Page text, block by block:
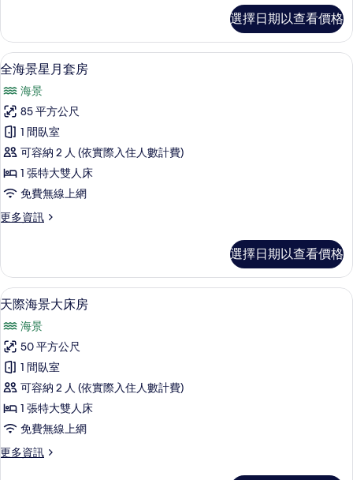
所
有
相
片
景
天
際
房
的
詳
情
選擇日期以查看價格
顯
示
全
海
景
星
月
套
房
所
有
相
片
全海景星月套房 | 迷你吧、客房內保
6
全海景星月套房
海景
85 平方公尺
1 間臥室
可容納 2 人 (依實際入住人數計費)
1 張特大雙人床
免費無線上網
更多資訊
更
景
星
月
房
的
詳
情
選擇日期以查看價格
顯
示
天
際
海
景
大
床
房
迷你吧、客房內保險箱、遮光布/窗簾
1
天際海景大床房
海景
50 平方公尺
1 間臥室
可容納 2 人 (依實際入住人數計費)
1 張特大雙人床
免費無線上網
更多資訊
更